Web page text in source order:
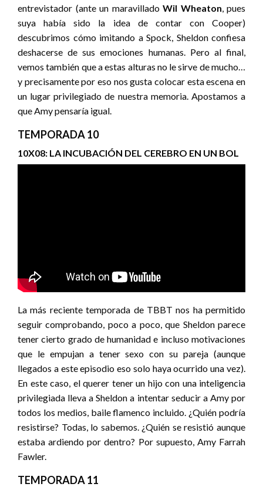
entrevistador (ante un maravillado Wil Wheaton, pues
suya había sido la idea de contar con Cooper)
descubrimos cómo imitando a Spock, Sheldon confiesa
deshacerse de sus emociones humanas. Pero al final,
vemos también que a estas alturas no le sirve de mucho…
y precisamente por eso nos gusta colocar esta escena en
un lugar privilegiado de nuestra memoria. Apostamos a
que Amy pensaría igual.
TEMPORADA 10
10X08: LA INCUBACIÓN DEL CEREBRO EN UN BOL
La más reciente temporada de TBBT nos ha permitido
seguir comprobando, poco a poco, que Sheldon parece
tener cierto grado de humanidad e incluso motivaciones
que le empujan a tener sexo con su pareja (aunque
llegados a este episodio eso solo haya ocurrido una vez).
En este caso, el querer tener un hijo con una inteligencia
privilegiada lleva a Sheldon a intentar seducir a Amy por
todos los medios, baile flamenco incluido. ¿Quién podría
resistirse? Todas, lo sabemos. ¿Quién se resistió aunque
estaba ardiendo por dentro? Por supuesto, Amy Farrah
Fawler.
TEMPORADA 11